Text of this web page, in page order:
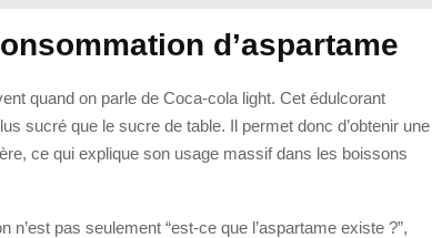
d’aspartame
quand on parle de Coca-cola light. Cet édulcorant
sucré que le sucre de table. Il permet donc d’obtenir une
ce qui explique son usage massif dans les boissons
pas seulement “est-ce que l’aspartame existe ?”,